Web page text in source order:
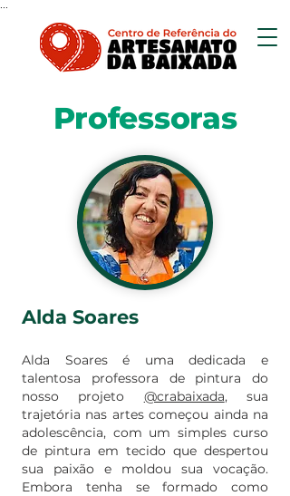
Professoras
Alda Soares
Alda Soares é uma dedicada e
talentosa professora de pintura do
nosso projeto @crabaixada, sua
trajetória nas artes começou ainda na
adolescência, com um simples curso
de pintura em tecido que despertou
sua paixão e moldou sua vocação.
Embora tenha se formado como